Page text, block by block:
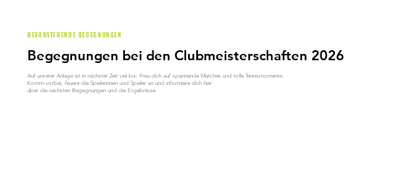
BEVORSTEHENDE BEGEGNUNGEN
Begegnungen bei den Clubmeisterschaften 2026
Auf unserer Anlage ist in nächster Zeit viel los: Freu dich auf spannende Matches und tolle Tennismomente.
Komm vorbei, feuere die Spielerinnen und Spieler an und informiere dich hier
über die nächsten Begegnungen und die Ergebnisse.